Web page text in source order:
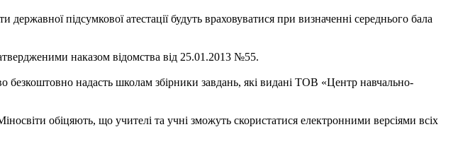
державної підсумкової атестації будуть враховуватися при визначенні середнього бала
наказом відомства від 25.01.2013 №55.
безкоштовно надасть школам збірники завдань, які видані ТОВ «Центр навчально-
обіцяють, що учителі та учні зможуть скористатися електронними версіями всіх